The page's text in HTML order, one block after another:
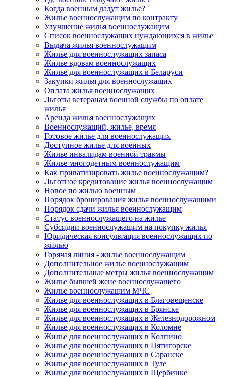
Когда военным дадут жилье?
Жилье военнослужащим по контракту
Улучшение жилья военнослужащим
Список военнослужащих нуждающихся в жилье
Выдача жилья военнослужащим
Жилье для военнослужащих запаса
Жилье вдовам военнослужащих
Жилье для военнослужащих в Беларуси
Закупки жилья для военнослужащих
Оплата жилья военнослужащих
Льготы ветеранам военной службы по оплате
жилья
Аренда жилья военнослужащих
Военнослужащий, жилье, время
Готовое жилье для военнослужащих
Доступное жилье для военных
Жилье инвалидам военной травмы
Жилье многодетным военнослужащим
Как приватизировать жилье военнослужащим?
Льготное кредитование жилья военнослужащим
Новое по жилью военным
Порядок бронирования жилья военнослужащими
Порядок сдачи жилья военнослужащим
Статус военнослужащего на жилье
Субсидии военнослужащим на покупку жилья
Юридическая консультация военнослужащих по
жилью
Горячая линия - жилье военнослужащим
Дополнительное жилье военнослужащим
Дополнительные метры жилья военнослужащим
Жилье бывшей жене военнослужащего
Жилье военнослужащим МЧС
Жилье для военнослужащих в Благовещенске
Жилье для военнослужащих в Брянске
Жилье для военнослужащих в Железнодорожном
Жилье для военнослужащих в Коломне
Жилье для военнослужащих в Колпино
Жилье для военнослужащих в Пятигорске
Жилье для военнослужащих в Саранске
Жилье для военнослужащих в Туле
Жилье для военнослужащих в Щербинке